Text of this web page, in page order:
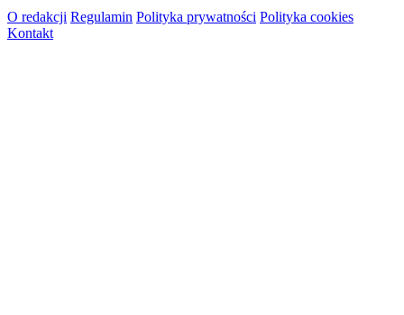
O redakcji Regulamin Polityka prywatności Polityka cookies
Kontakt